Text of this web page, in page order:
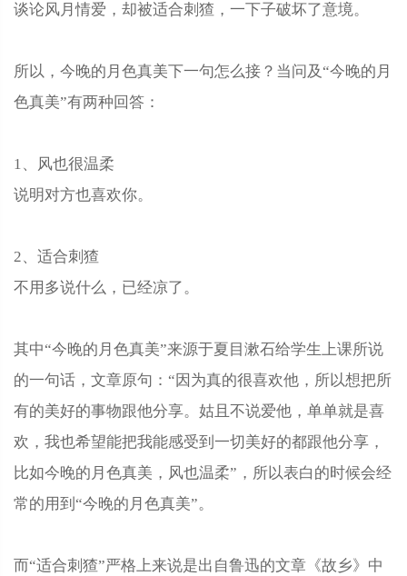
谈论风月情爱，却被适合刺猹，一下子破坏了意境。
所以，今晚的月色真美下一句怎么接？当问及“今晚的月
色真美”有两种回答：
1、风也很温柔
说明对方也喜欢你。
2、适合刺猹
不用多说什么，已经凉了。
其中“今晚的月色真美”来源于夏目漱石给学生上课所说
的一句话，文章原句：“因为真的很喜欢他，所以想把所
有的美好的事物跟他分享。姑且不说爱他，单单就是喜
欢，我也希望能把我能感受到一切美好的都跟他分享，
比如今晚的月色真美，风也温柔”，所以表白的时候会经
常的用到“今晚的月色真美”。
而“适合刺猹”严格上来说是出自鲁迅的文章《故乡》中